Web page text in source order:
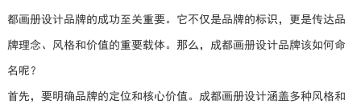
都画册设计品牌的成功至关重要。它不仅是品牌的标识，更是传达品
牌理念、风格和价值的重要载体。那么，成都画册设计品牌该如何命
名呢？
首先，要明确品牌的定位和核心价值。成都画册设计涵盖多种风格和